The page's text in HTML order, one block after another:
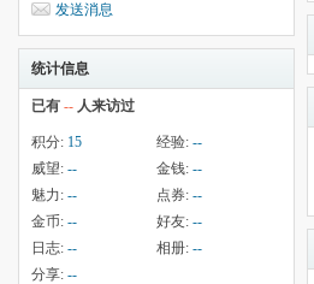
发送消息
统计信息
已有 -- 人来访过
积分: 15 经验: --
威望: -- 金钱: --
魅力: -- 点券: --
金币: -- 好友: --
日志: -- 相册: --
分享: --